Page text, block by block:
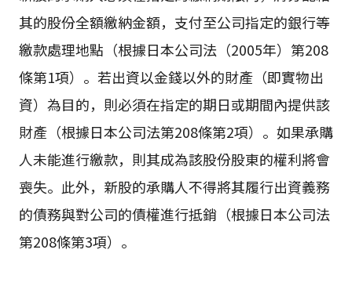
其的股份全額繳納金額，支付至公司指定的銀行等
繳款處理地點（根據日本公司法（2005年）第208
條第1項）。若出資以金錢以外的財產（即實物出
資）為目的，則必須在指定的期日或期間內提供該
財產（根據日本公司法第208條第2項）。如果承購
人未能進行繳款，則其成為該股份股東的權利將會
喪失。此外，新股的承購人不得將其履行出資義務
的債務與對公司的債權進行抵銷（根據日本公司法
第208條第3項）。